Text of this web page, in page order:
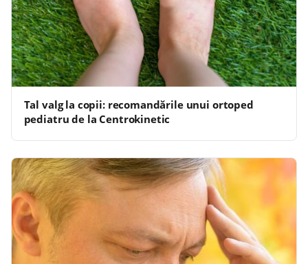
Tal valg la copii: recomandările unui ortoped
pediatru de la Centrokinetic